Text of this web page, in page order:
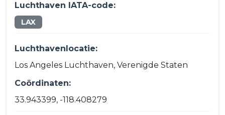
Luchthaven IATA-code:
LAX
Luchthavenlocatie:
Los Angeles Luchthaven, Verenigde Staten
Coördinaten:
33.943399, -118.408279